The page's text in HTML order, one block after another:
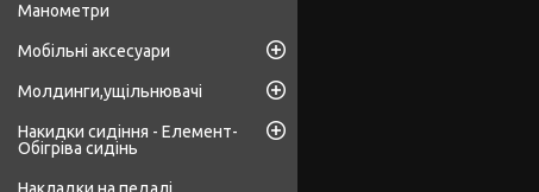
Манометри
Мобільні аксесуари
Молдинги,ущільнювачі
Накидки сидіння - Елемент-
Обігріва сидінь